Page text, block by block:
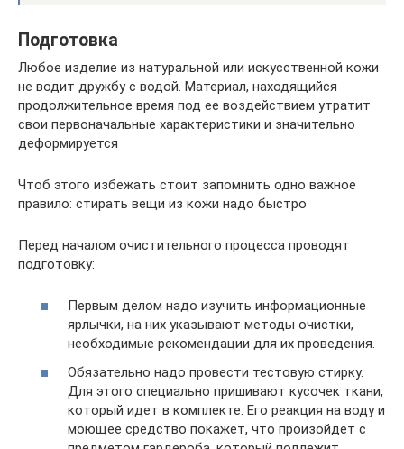
Подготовка
Любое изделие из натуральной или искусственной кожи
не водит дружбу с водой. Материал, находящийся
продолжительное время под ее воздействием утратит
свои первоначальные характеристики и значительно
деформируется
Чтоб этого избежать стоит запомнить одно важное
правило: стирать вещи из кожи надо быстро
Перед началом очистительного процесса проводят
подготовку:
Первым делом надо изучить информационные
ярлычки, на них указывают методы очистки,
необходимые рекомендации для их проведения.
Обязательно надо провести тестовую стирку.
Для этого специально пришивают кусочек ткани,
который идет в комплекте. Его реакция на воду и
моющее средство покажет, что произойдет с